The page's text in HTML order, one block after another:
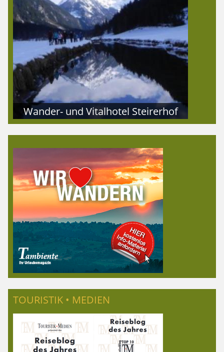
Wander- und Vitalhotel Steirerhof
TOURISTIK • MEDIEN